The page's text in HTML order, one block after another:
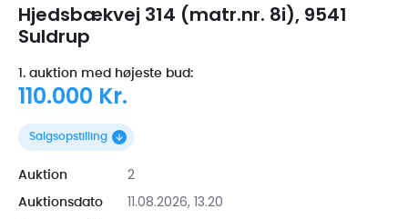
Hjedsbækvej 314 (matr.nr. 8i), 9541
Suldrup
1. auktion med højeste bud:
110.000 Kr.
Salgsopstilling
Auktion 2
Auktionsdato 11.08.2026, 13.20